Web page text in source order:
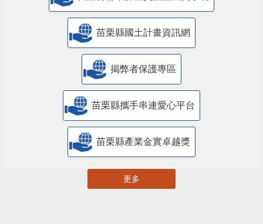
苗栗縣國土計畫資訊網
揭弊者保護專區
苗栗縣攜手串連愛心平台
苗栗縣產業金實卓越獎
更多